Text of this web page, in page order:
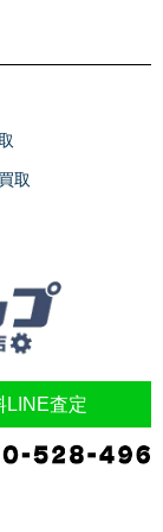
LINE査定
取